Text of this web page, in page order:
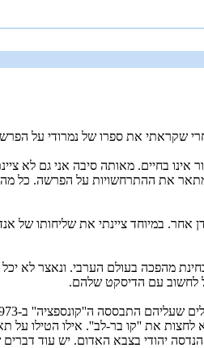
שקראתי את ספרו של נמרודי על
בחיים. מאותה סיבה אני גם לא
את ההתרחשויות על הפרשה. כל
במיוחד ציינתי את שליחותו של
מהפכה בעולם הערבי. ונאצר לא
לחשוב עם הדיסקט שלהם.
את ''קו בר-לב''. אילו הטילו על
יהודי בצבא האדום. יש עוד דברים